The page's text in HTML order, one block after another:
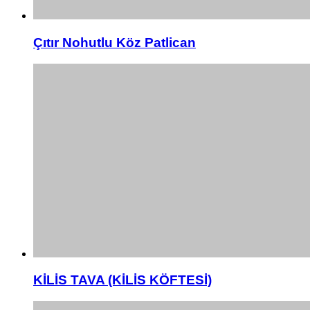
Çıtır Nohutlu Köz Patlican
KİLİS TAVA (KİLİS KÖFTESİ)